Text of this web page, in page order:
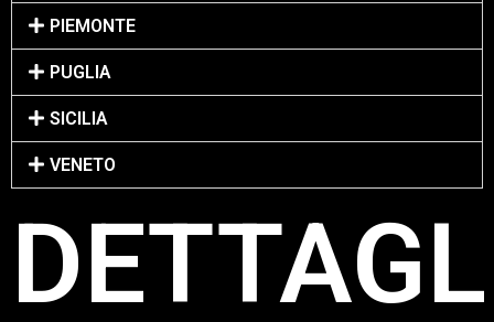
PIEMONTE
PUGLIA
SICILIA
VENETO